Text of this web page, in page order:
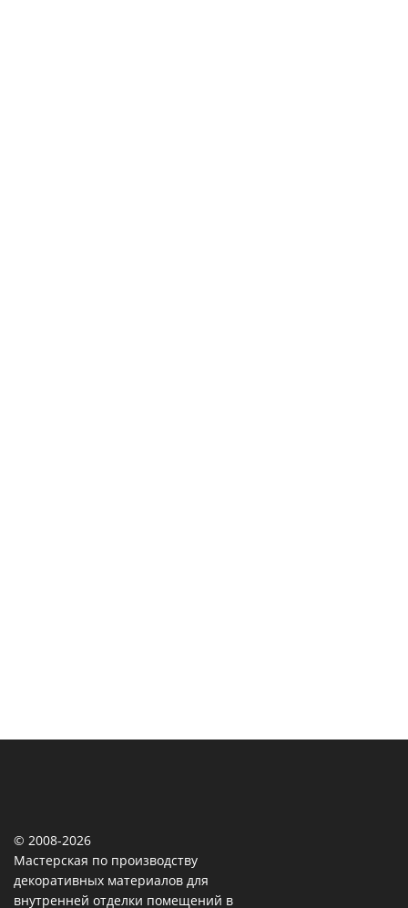
© 2008-2026
Мастерская по производству
декоративных материалов для
внутренней отделки помещений в